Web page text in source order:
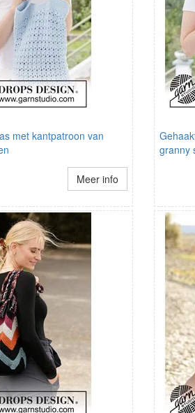
met kantpatroon van
Meer info
granny